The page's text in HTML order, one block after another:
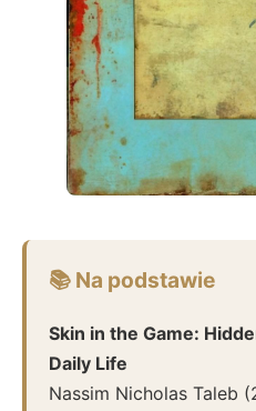
📚 Na podstawie
Skin in the Game:
Daily Life
Nassim Nicholas Taleb (